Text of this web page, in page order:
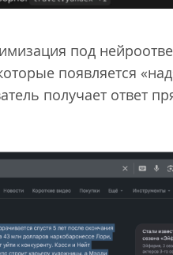
под
появляется
получает ответ